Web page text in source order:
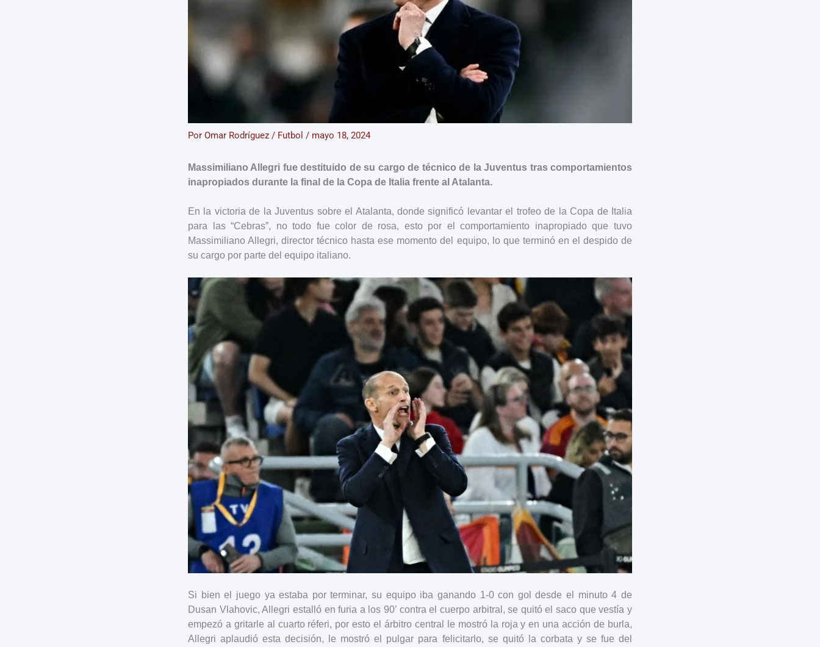
Por Omar Rodríguez / Futbol / mayo 18, 2024
Massimiliano Allegri fue destituido de su cargo de técnico de la Juventus tras comportamientos
inapropiados durante la final de la Copa de Italia frente al Atalanta.
En la victoria de la Juventus sobre el Atalanta, donde significó levantar el trofeo de la Copa de Italia
para las “Cebras”, no todo fue color de rosa, esto por el comportamiento inapropiado que tuvo
Massimiliano Allegri, director técnico hasta ese momento del equipo, lo que terminó en el despido de
su cargo por parte del equipo italiano.
Si bien el juego ya estaba por terminar, su equipo iba ganando 1-0 con gol desde el minuto 4 de
Dusan Vlahovic, Allegri estalló en furia a los 90’ contra el cuerpo arbitral, se quitó el saco que vestía y
empezó a gritarle al cuarto réferi, por esto el árbitro central le mostró la roja y en una acción de burla,
Allegri aplaudió esta decisión, le mostró el pulgar para felicitarlo, se quitó la corbata y se fue del